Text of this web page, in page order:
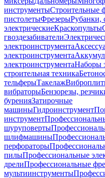
инструментыСтроительные
пистолетыФрезерыРубанки,
электрическиеКраскопульты
гвоздезабиватели
электроинструмента
электроинструмента
электроинструментаНаборы
строительная техника
тельферыТакелаж
вибраторыБензорезы,
буренияЗатирочные
машиныГидроинструмент
инструмент
шуруповерты
шлифмашины
перфораторы
пилыПрофессиональные
дрелиПрофессиональные
мультиинструменты